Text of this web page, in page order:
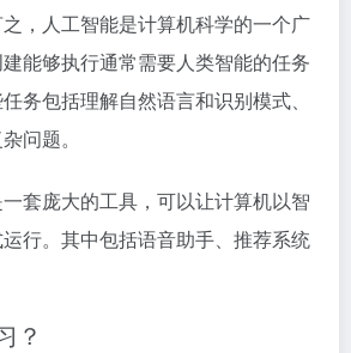
，人工智能是计算机科学的一个广
能够执行通常需要人类智能的任务
务包括理解自然语言和识别模式、
问题。
套庞大的工具，可以让计算机以智
行。其中包括语音助手、推荐系统
？